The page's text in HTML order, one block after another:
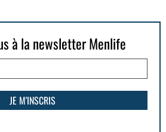
à la newsletter Menlife